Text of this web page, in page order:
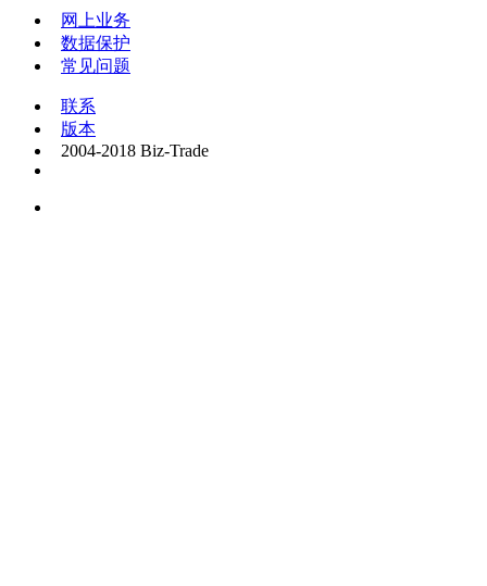
网上业务
数据保护
常见问题
联系
版本
2004-2018 Biz-Trade